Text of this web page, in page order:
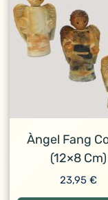
Àngel Fang
(12×8 Cm)
23,95€